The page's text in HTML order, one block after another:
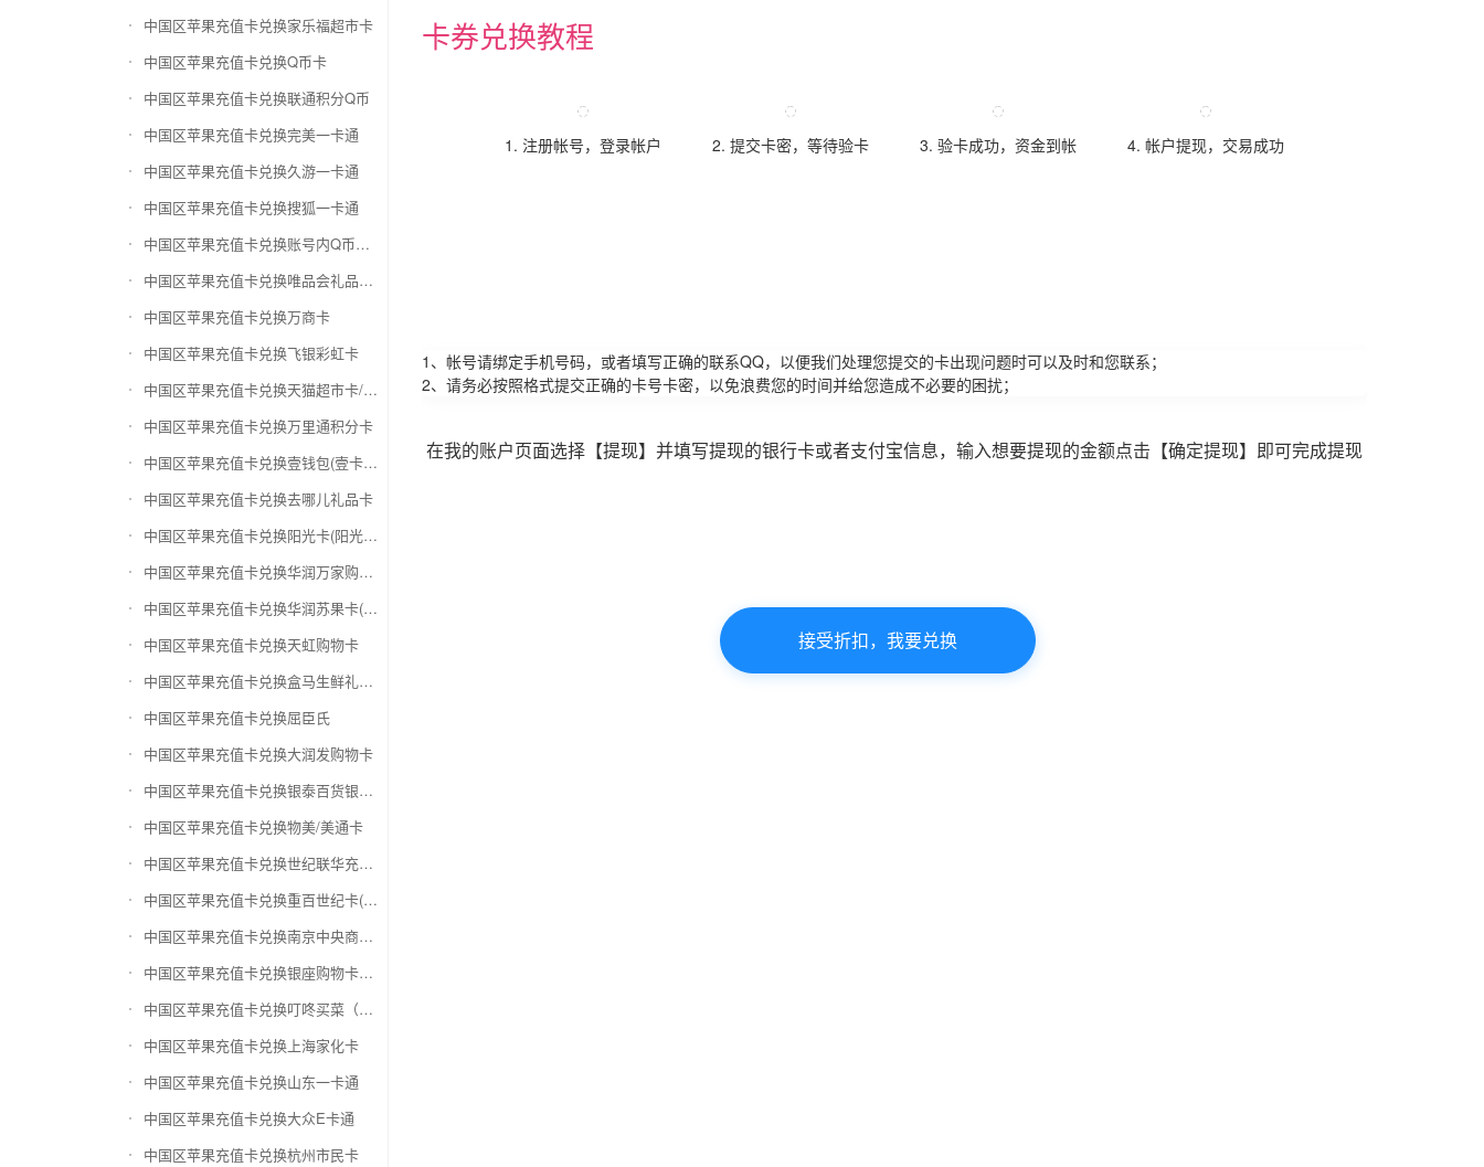
中国区苹果充值卡兑换家乐福超市卡
中国区苹果充值卡兑换Q币卡
中国区苹果充值卡兑换联通积分Q币
中国区苹果充值卡兑换完美一卡通
中国区苹果充值卡兑换久游一卡通
中国区苹果充值卡兑换搜狐一卡通
中国区苹果充值卡兑换账号内Q币寄售（维护中）
中国区苹果充值卡兑换唯品会礼品卡(唯品卡)
中国区苹果充值卡兑换万商卡
中国区苹果充值卡兑换飞银彩虹卡
中国区苹果充值卡兑换天猫超市卡/享淘卡
中国区苹果充值卡兑换万里通积分卡
中国区苹果充值卡兑换壹钱包(壹卡会)
中国区苹果充值卡兑换去哪儿礼品卡
中国区苹果充值卡兑换阳光卡(阳光爱车)
中国区苹果充值卡兑换华润万家购物卡
中国区苹果充值卡兑换华润苏果卡(苏果超市卡)（维护 请暂停提交）
中国区苹果充值卡兑换天虹购物卡
中国区苹果充值卡兑换盒马生鲜礼品卡
中国区苹果充值卡兑换屈臣氏
中国区苹果充值卡兑换大润发购物卡
中国区苹果充值卡兑换银泰百货银泰卡
中国区苹果充值卡兑换物美/美通卡
中国区苹果充值卡兑换世纪联华充值卡(杭州联华)
中国区苹果充值卡兑换重百世纪卡(重庆百货)
中国区苹果充值卡兑换南京中央商场购物卡
中国区苹果充值卡兑换银座购物卡（黑卡）
中国区苹果充值卡兑换叮咚买菜（限通用礼品卡）
中国区苹果充值卡兑换上海家化卡
中国区苹果充值卡兑换山东一卡通
中国区苹果充值卡兑换大众E卡通
中国区苹果充值卡兑换杭州市民卡
卡券兑换教程
1. 注册帐号，登录帐户 2. 提交卡密，等待验卡 3. 验卡成功，资金到帐 4. 帐户提现，交易成功
1、帐号请绑定手机号码，或者填写正确的联系QQ，以便我们处理您提交的卡出现问题时可以及时和您联系；
2、请务必按照格式提交正确的卡号卡密，以免浪费您的时间并给您造成不必要的困扰；
在我的账户页面选择【提现】并填写提现的银行卡或者支付宝信息，输入想要提现的金额点击【确定提现】即可完成提现
接受折扣，我要兑换